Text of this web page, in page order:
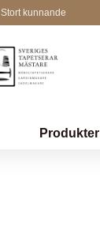
Stort kunnande
Produkter